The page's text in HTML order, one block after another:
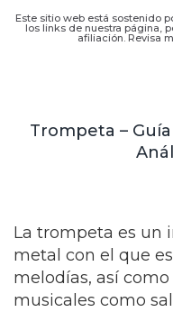
Este sitio web está sostenido
los links de nuestra página,
afiliación. Revisa
Trompeta –
La trompeta es un
metal con el que
melodías, así
musicales como